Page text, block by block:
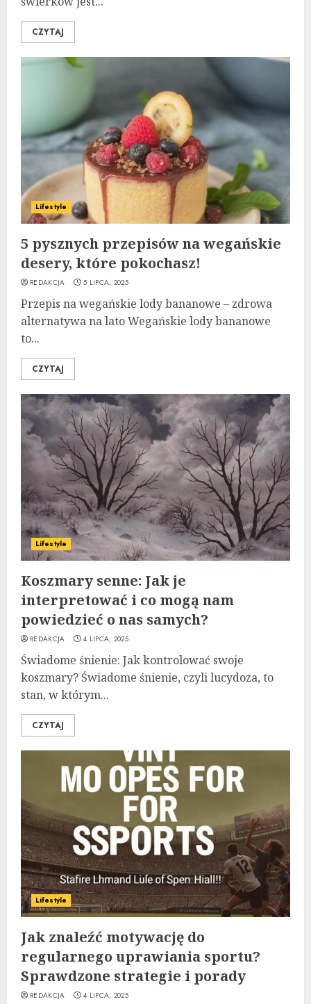
CZYTAJ
Lifestyle
5 pysznych przepisów na wegańskie
desery, które pokochasz!
REDAKCJA 5 LIPCA, 2025
Przepis na wegańskie lody bananowe – zdrowa
alternatywa na lato Wegańskie lody bananowe
to...
CZYTAJ
Lifestyle
Koszmary senne: Jak je
interpretować i co mogą nam
powiedzieć o nas samych?
REDAKCJA 4 LIPCA, 2025
Świadome śnienie: Jak kontrolować swoje
koszmary? Świadome śnienie, czyli lucydoza, to
stan, w którym...
CZYTAJ
Lifestyle
Jak znaleźć motywację do
regularnego uprawiania sportu?
Sprawdzone strategie i porady
REDAKCJA 4 LIPCA, 2025